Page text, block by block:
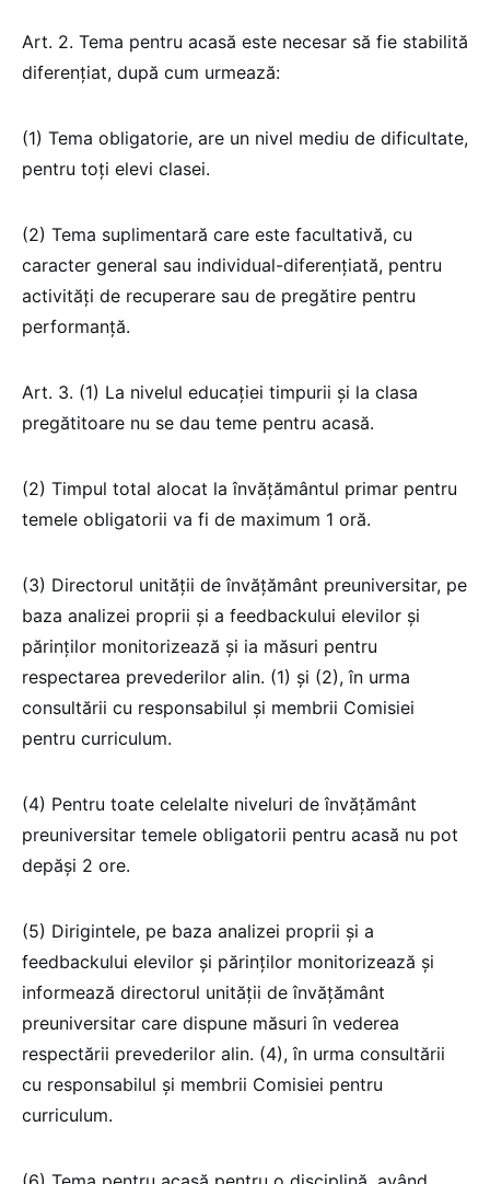
Art. 2. Tema pentru acasă este necesar să fie stabilită
diferențiat, după cum urmează:
(1) Tema obligatorie, are un nivel mediu de dificultate,
pentru toți elevi clasei.
(2) Tema suplimentară care este facultativă, cu
caracter general sau individual-diferențiată, pentru
activități de recuperare sau de pregătire pentru
performanță.
Art. 3. (1) La nivelul educației timpurii și la clasa
pregătitoare nu se dau teme pentru acasă.
(2) Timpul total alocat la învățământul primar pentru
temele obligatorii va fi de maximum 1 oră.
(3) Directorul unității de învățământ preuniversitar, pe
baza analizei proprii și a feedbackului elevilor și
părinților monitorizează și ia măsuri pentru
respectarea prevederilor alin. (1) și (2), în urma
consultării cu responsabilul și membrii Comisiei
pentru curriculum.
(4) Pentru toate celelalte niveluri de învățământ
preuniversitar temele obligatorii pentru acasă nu pot
depăși 2 ore.
(5) Dirigintele, pe baza analizei proprii și a
feedbackului elevilor și părinților monitorizează și
informează directorul unității de învățământ
preuniversitar care dispune măsuri în vederea
respectării prevederilor alin. (4), în urma consultării
cu responsabilul și membrii Comisiei pentru
curriculum.